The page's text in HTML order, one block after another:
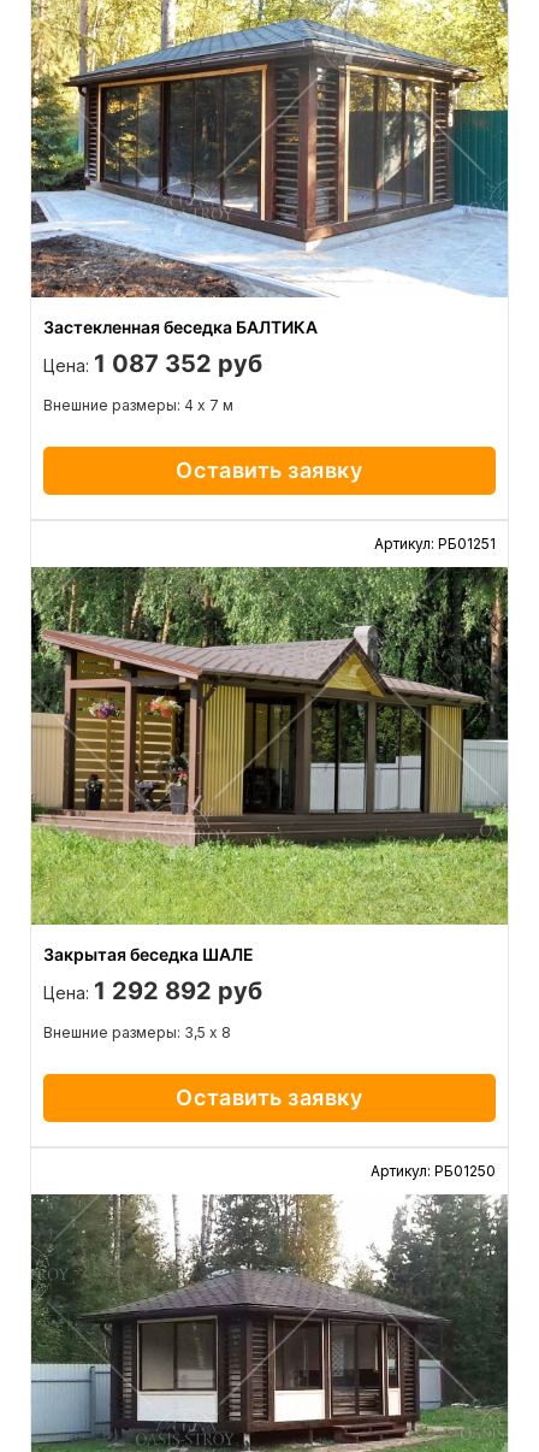
Застекленная беседка БАЛТИКА
Цена: 1 087 352 руб
Внешние размеры: 4 х 7 м
Оставить заявку
Артикул: РБ01251
Закрытая беседка ШАЛЕ
Цена: 1 292 892 руб
Внешние размеры: 3,5 х 8
Оставить заявку
Артикул: РБ01250